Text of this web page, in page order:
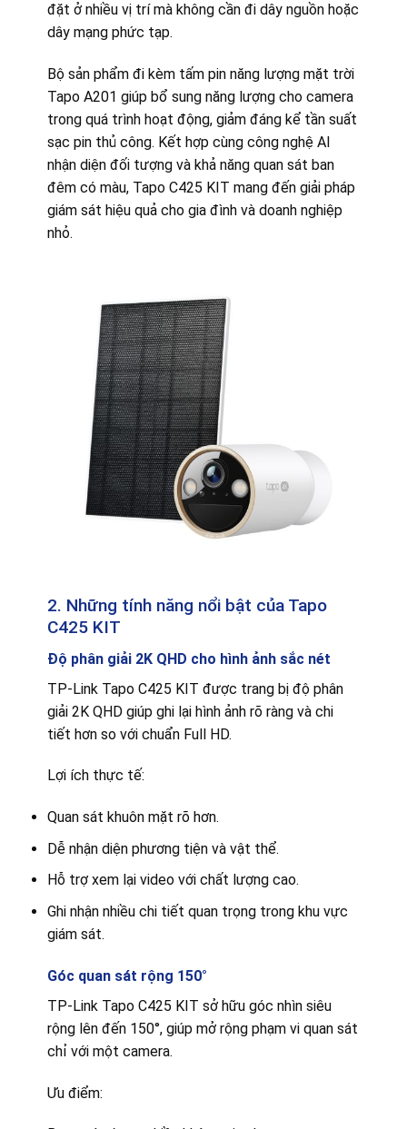
đặt ở nhiều vị trí mà không cần đi dây nguồn hoặc
dây mạng phức tạp.
Bộ sản phẩm đi kèm tấm pin năng lượng mặt trời
Tapo A201 giúp bổ sung năng lượng cho camera
trong quá trình hoạt động, giảm đáng kể tần suất
sạc pin thủ công. Kết hợp cùng công nghệ AI
nhận diện đối tượng và khả năng quan sát ban
đêm có màu, Tapo C425 KIT mang đến giải pháp
giám sát hiệu quả cho gia đình và doanh nghiệp
nhỏ.
2. Những tính năng nổi bật của Tapo
C425 KIT
Độ phân giải 2K QHD cho hình ảnh sắc nét
TP-Link Tapo C425 KIT được trang bị độ phân
giải 2K QHD giúp ghi lại hình ảnh rõ ràng và chi
tiết hơn so với chuẩn Full HD.
Lợi ích thực tế:
Quan sát khuôn mặt rõ hơn.
Dễ nhận diện phương tiện và vật thể.
Hỗ trợ xem lại video với chất lượng cao.
Ghi nhận nhiều chi tiết quan trọng trong khu vực
giám sát.
Góc quan sát rộng 150°
TP-Link Tapo C425 KIT sở hữu góc nhìn siêu
rộng lên đến 150°, giúp mở rộng phạm vi quan sát
chỉ với một camera.
Ưu điểm: